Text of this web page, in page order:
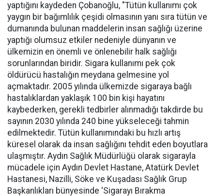
yaptığını kaydeden Çobanoğlu, "Tütün kullanımı çok
yaygın bir bağımlılık çeşidi olmasının yanı sıra tütün ve
dumanında bulunan maddelerin insan sağlığı üzerine
yaptığı olumsuz etkiler nedeniyle dünyanın ve
ülkemizin en önemli ve önlenebilir halk sağlığı
sorunlarından biridir. Sigara kullanımı pek çok
öldürücü hastalığın meydana gelmesine yol
açmaktadır. 2005 yılında ülkemizde sigaraya bağlı
hastalıklardan yaklaşık 100 bin kişi hayatını
kaybederken, gerekli tedbirler alınmadığı takdirde bu
sayının 2030 yılında 240 bine yükseleceği tahmin
edilmektedir. Tütün kullanımındaki bu hızlı artış
küresel olarak da insan sağlığını tehdit eden boyutlara
ulaşmıştır. Aydın Sağlık Müdürlüğü olarak sigarayla
mücadele için Aydın Devlet Hastane, Atatürk Devlet
Hastanesi, Nazilli, Söke ve Kuşadası Sağlık Grup
Başkanlıkları bünyesinde 'Sigarayı Bırakma